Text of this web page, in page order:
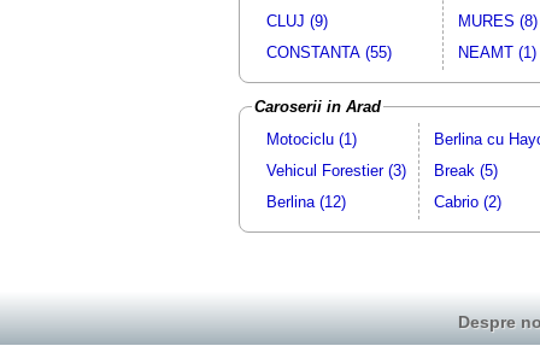
CLUJ (9)
CONSTANTA (55)
MURES (8)
NEAMT (1)
Caroserii in Arad
Motociclu (1)
Vehicul Forestier (3)
Berlina (12)
Berlina cu
Break (5)
Cabrio (2)
Despre